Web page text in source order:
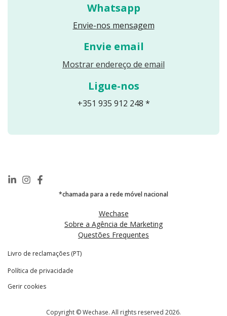
Whatsapp
Envie-nos mensagem
Envie email
Mostrar endereço de email
Ligue-nos
+351 935 912 248 *
*chamada para a rede móvel nacional
Wechase
Sobre a Agência de Marketing
Questões Frequentes
Livro de reclamações (PT)
Política de privacidade
Gerir cookies
Copyright © Wechase. All rights reserved 2026.